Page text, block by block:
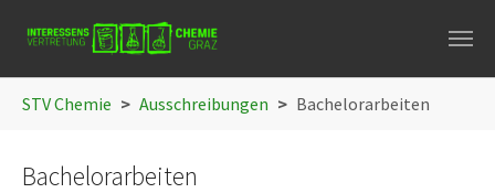
STV Chemie Ausschreibungen Bachelorarbeiten
Bachelorarbeiten